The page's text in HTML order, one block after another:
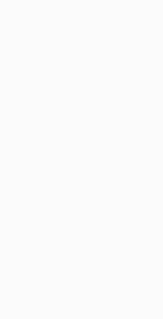
নতুন গান,